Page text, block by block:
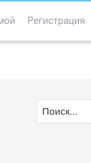
Регистрация